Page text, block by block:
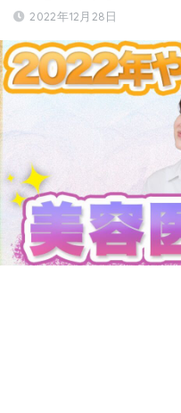
2022年12月28日